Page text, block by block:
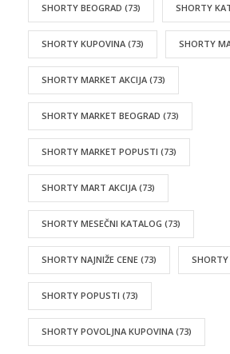
SHORTY BEOGRAD (73) SHORTY
SHORTY KUPOVINA (73) SHORTY
SHORTY MARKET AKCIJA (73)
SHORTY MARKET BEOGRAD (73)
SHORTY MARKET POPUSTI (73)
SHORTY MART AKCIJA (73)
SHORTY MESEČNI KATALOG (73)
SHORTY NAJNIŽE CENE (73)
SHORTY POPUSTI (73)
SHORTY POVOLJNA KUPOVINA (73)